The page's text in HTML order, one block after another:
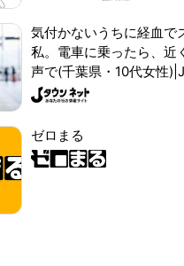
気付かないうちに経血で
私。電車に乗ったら、近
声で(千葉県・10代女性
ゼロまる